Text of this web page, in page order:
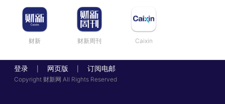
财新 财新周刊 Caixin
登录 网页版 订阅电邮
Copyright 财新网 All Rights Reserved